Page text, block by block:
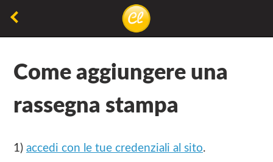
Concorsiletterari.net
La
non
ma
Come aggiungere una
rassegna stampa
1) accedi con le tue credenziali al sito.